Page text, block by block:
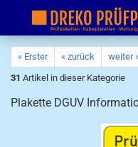
« Erster « zurück weiter
31 Artikel in dieser Kategorie
Plakette DGUV